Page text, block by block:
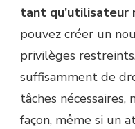
tant qu’utilisateur
pouvez créer un
privilèges
suffisamment de
tâches
façon, même si un